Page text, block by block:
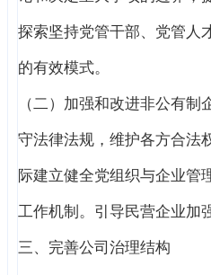
探索坚持党管干部、党管人
的有效模式。
（二）加强和改进非公有
守法律法规，维护各方合法
际建立健全党组织与企业管
工作机制。引导民营企业加
三、完善公司治理结构